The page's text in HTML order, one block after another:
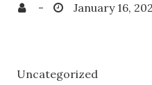
Uncategorized